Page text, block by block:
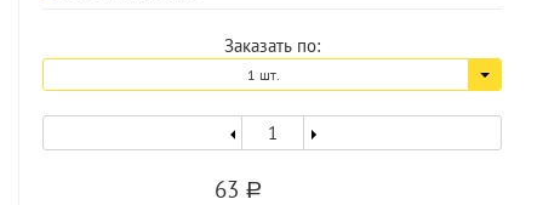
Заказать по:
1 шт.
63 a